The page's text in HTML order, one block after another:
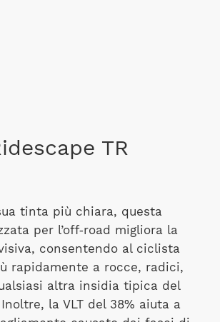
TR
tinta più chiara, questa
per l’off‑road migliora la
consentendo al ciclista
rapidamente a rocce, radici,
altra insidia tipica del
la VLT del 38% aiuta a